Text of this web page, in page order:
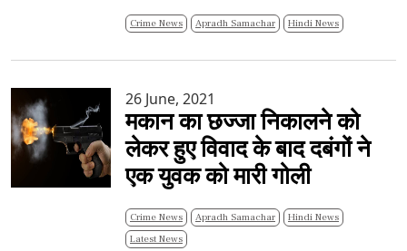
Crime News Apradh Samachar Hindi News
26 June, 2021
मकान का छज्जा निकालने को
लेकर हुए विवाद के बाद दबंगों ने
एक युवक को मारी गोली
Crime News Apradh Samachar
Hindi News
Latest News